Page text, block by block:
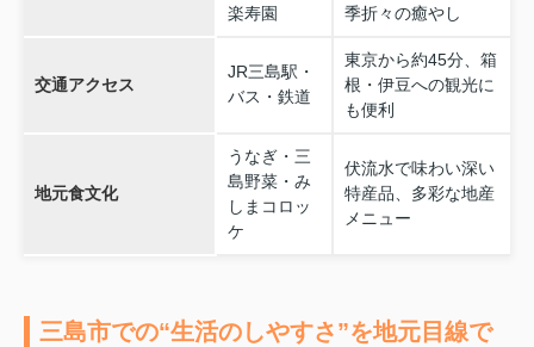
楽寿園
季折々の癒やし
交通アクセス
JR三島駅・
バス・鉄道
東京から約45分、箱
根・伊豆への観光に
も便利
地元食文化
うなぎ・三
島野菜・み
しまコロッ
ケ
伏流水で味わい深い
特産品、多彩な地産
メニュー
三島市での“生活のしやすさ”を地元目線で